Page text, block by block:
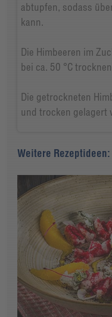
abtupfen, sodass
kann.
Die Himbeeren im
bei ca. 50 °C
Die getrockneten
und trocken gelagert
Weitere Rezeptideen: